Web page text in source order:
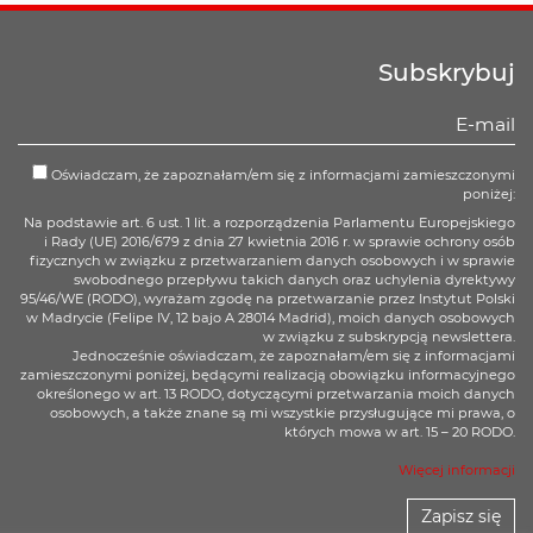
Subskrybuj
Oświadczam, że zapoznałam/em się z informacjami zamieszczonymi
poniżej:
Na podstawie art. 6 ust. 1 lit. a rozporządzenia Parlamentu Europejskiego
i Rady (UE) 2016/679 z dnia 27 kwietnia 2016 r. w sprawie ochrony osób
fizycznych w związku z przetwarzaniem danych osobowych i w sprawie
swobodnego przepływu takich danych oraz uchylenia dyrektywy
95/46/WE (RODO), wyrażam zgodę na przetwarzanie przez Instytut Polski
w Madrycie (Felipe IV, 12 bajo A 28014 Madrid), moich danych osobowych
w związku z subskrypcją newslettera.
Jednocześnie oświadczam, że zapoznałam/em się z informacjami
zamieszczonymi poniżej, będącymi realizacją obowiązku informacyjnego
określonego w art. 13 RODO, dotyczącymi przetwarzania moich danych
osobowych, a także znane są mi wszystkie przysługujące mi prawa, o
których mowa w art. 15 – 20 RODO.
Więcej informacji
Zapisz się